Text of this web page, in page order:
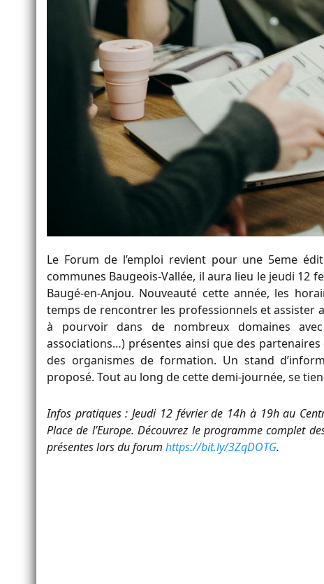
Le Forum de l’emploi revient pour une 5eme
communes Baugeois-Vallée, il aura lieu le jeudi 12
Baugé-en-Anjou. Nouveauté cette année, les
temps de rencontrer les professionnels et assister
à pourvoir dans de nombreux domaines
associations…) présentes ainsi que des
des organismes de formation. Un stand
proposé. Tout au long de cette demi-journée, se
Infos pratiques : Jeudi 12 février de 14h à 19h au
Place de l’Europe. Découvrez le programme complet
présentes lors du forum https://bit.ly/3ZqDOTG.